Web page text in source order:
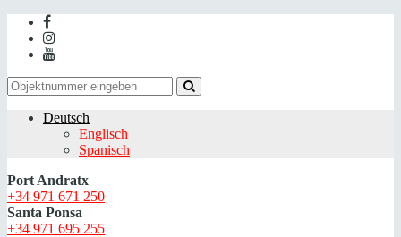
Deutsch
Englisch
Spanisch
Port Andratx
+34 971 671 250
Santa Ponsa
+34 971 695 255